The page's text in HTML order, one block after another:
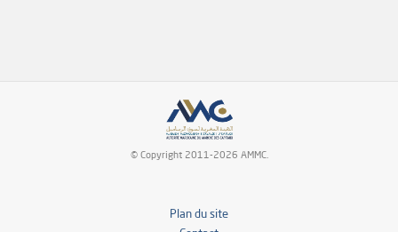
© Copyright 2011-2026 AMMC.
Plan du site